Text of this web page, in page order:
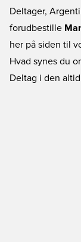
Deltager,
forudbestille
her på siden til
Hvad synes du
Deltag i den